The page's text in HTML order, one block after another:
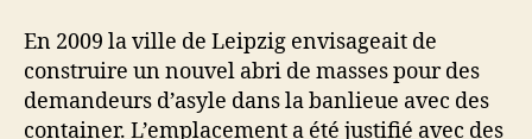
En 2009 la ville de Leipzig envisageait de
construire un nouvel abri de masses pour des
demandeurs d’asyle dans la banlieue avec des
container. L’emplacement a été justifié avec des